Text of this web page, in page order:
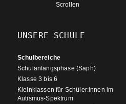
Scrollen
UNSERE SCHULE
Schulbereiche
Schulanfangsphase (Saph)
Klasse 3 bis 6
Kleinklassen für Schüler:innen im
Autismus-Spektrum